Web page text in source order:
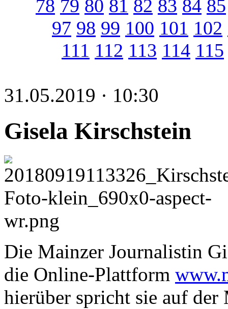
78 79 80 81 82 83 84 85
97 98 99 100 101 102
111 112 113 114 115
31.05.2019 · 10:30
Gisela Kirschstein
Die Mainzer Journalistin
die Online-Plattform
hierüber spricht sie auf der